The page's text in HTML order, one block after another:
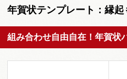
年賀状テンプレート：縁起
組み合わせ自由自在！年賀状